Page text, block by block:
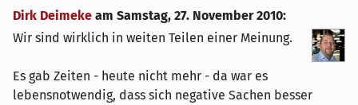
Dirk Deimeke am Samstag, 27. November 2010:
Wir sind wirklich in weiten Teilen einer Meinung.
Es gab Zeiten - heute nicht mehr - da war es
lebensnotwendig, dass sich negative Sachen besser